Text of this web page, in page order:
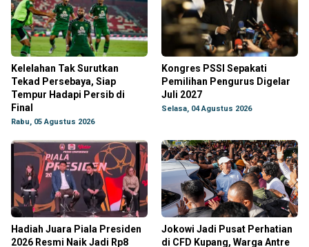
Kelelahan Tak Surutkan
Tekad Persebaya, Siap
Tempur Hadapi Persib di
Final
Rabu, 05 Agustus 2026
Kongres PSSI Sepakati
Pemilihan Pengurus Digelar
Juli 2027
Selasa, 04 Agustus 2026
Hadiah Juara Piala Presiden
2026 Resmi Naik Jadi Rp8
Jokowi Jadi Pusat Perhatian
di CFD Kupang, Warga Antre